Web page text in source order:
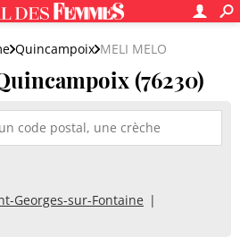
Quincampoix MELI MELO
(76230)
Georges-sur-Fontaine